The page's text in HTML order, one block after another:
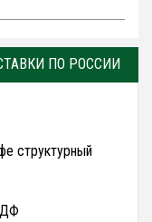
ПО РОССИИ
структурный